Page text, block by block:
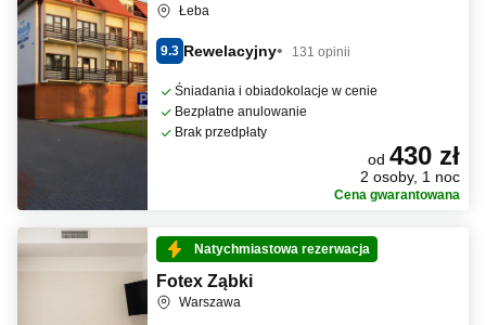
Łeba
9.3 Rewelacyjny 131 opinii
Śniadania i obiadokolacje w cenie
Bezpłatne anulowanie
Brak przedpłaty
od 430 zł
2 osoby, 1 noc
Cena gwarantowana
Natychmiastowa rezerwacja
Fotex Ząbki
Warszawa